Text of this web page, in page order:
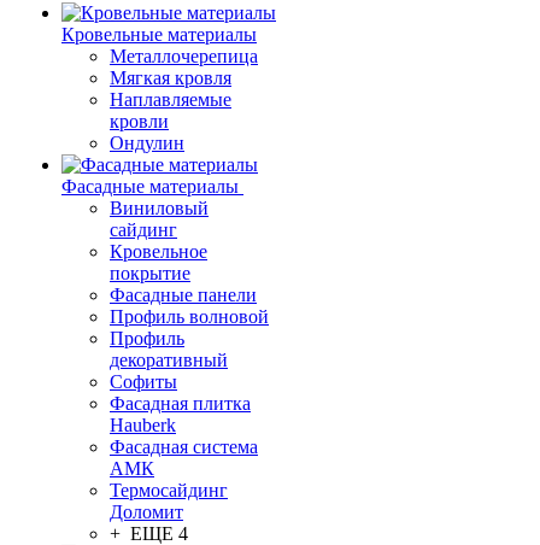
Кровельные материалы
Металлочерепица
Мягкая кровля
Наплавляемые
кровли
Ондулин
Фасадные материалы
Виниловый
сайдинг
Кровельное
покрытие
Фасадные панели
Профиль волновой
Профиль
декоративный
Софиты
Фасадная плитка
Hauberk
Фасадная система
АМК
Термосайдинг
Доломит
+ ЕЩЕ 4